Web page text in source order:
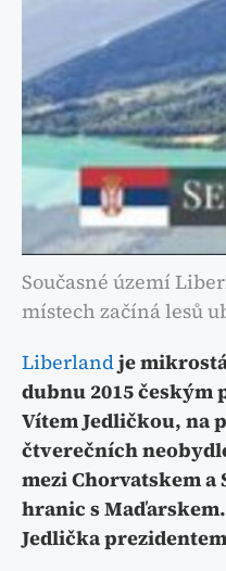
Současné území
místech začíná lesů
Liberlandje
dubnu 2015
Vítem Jedličkou, na
čtverečních
mezi Chorvatskem
hranic s
Jedlička